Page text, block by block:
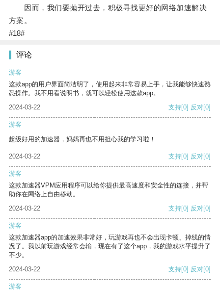
因而，我们要抛开过去，积极寻找更好的网络加速解决
方案。
#18#
评论
游客
这款app的用户界面简洁明了，使用起来非常容易上手，让我能够快速熟
悉操作。我不用看说明书，就可以轻松使用这款app。
2024-03-22
支持[0] 反对[0]
游客
超级好用的加速器，妈妈再也不用担心我的学习啦！
2024-03-22 支持[0] 反对[0]
游客
这款加速器VPM应用程序可以给你提供最高速度和安全性的连接，并帮
助你在网络上自由移动。
2024-03-22
支持[0] 反对[0]
游客
这款加速器app的加速效果非常好，玩游戏再也不会出现卡顿、掉线的情
况了。我以前玩游戏经常会输，现在有了这个app，我的游戏水平提升了
不少。
2024-03-22
支持[0] 反对[0]
游客